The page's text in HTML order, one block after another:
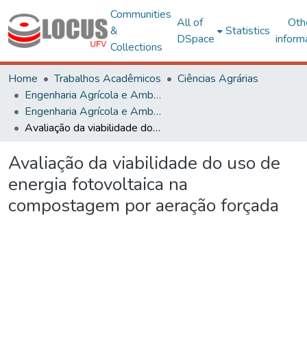
Communities
&
Collections
All of
DSpace
Statistics
Home Trabalhos Acadêmicos
Ciências Agrárias
Engenharia Agrícola e Ambiental
Engenharia Agrícola e Ambiental - TCCs de Graduação
Avaliação da viabilidade do uso de energia fotovoltaica na compostagem por aeração forçada
Avaliação da viabilidade do uso de
energia fotovoltaica na
compostagem por aeração forçada